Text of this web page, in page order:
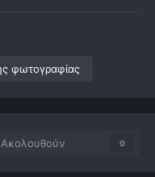
φωτογραφίας
Ακολουθούν 0